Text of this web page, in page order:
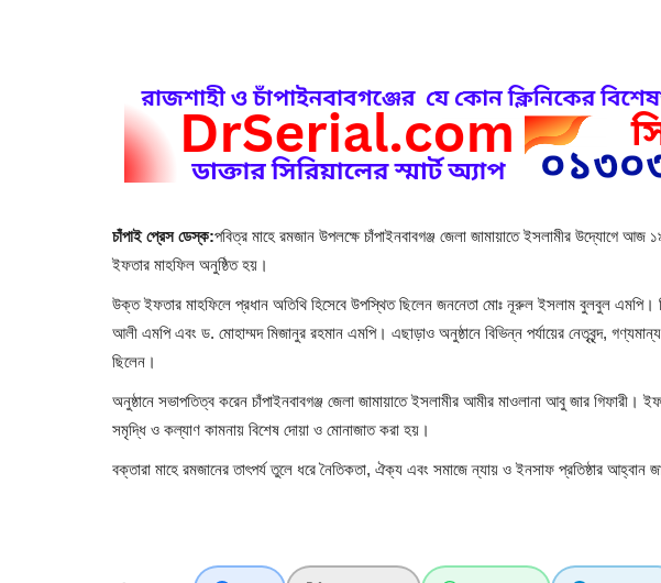
চাঁপাই প্রেস ডেস্ক:পবিত্র মাহে রমজান উপলক্ষে চাঁপাইনবাবগঞ্জ জেলা জামায়াতে ইসলামীর উদ্যোগে আজ
ইফতার মাহফিল অনুষ্ঠিত হয়।
উক্ত ইফতার মাহফিলে প্রধান অতিথি হিসেবে উপস্থিত ছিলেন জননেতা মোঃ নূরুল ইসলাম বুলবুল এমপি।
আলী এমপি এবং ড. মোহাম্মদ মিজানুর রহমান এমপি। এছাড়াও অনুষ্ঠানে বিভিন্ন পর্যায়ের নেতৃবৃন্দ,
ছিলেন।
অনুষ্ঠানে সভাপতিত্ব করেন চাঁপাইনবাবগঞ্জ জেলা জামায়াতে ইসলামীর আমীর মাওলানা আবু জার গিফারী।
সমৃদ্ধি ও কল্যাণ কামনায় বিশেষ দোয়া ও মোনাজাত করা হয়।
বক্তারা মাহে রমজানের তাৎপর্য তুলে ধরে নৈতিকতা, ঐক্য এবং সমাজে ন্যায় ও ইনসাফ প্রতিষ্ঠার আহ্বান